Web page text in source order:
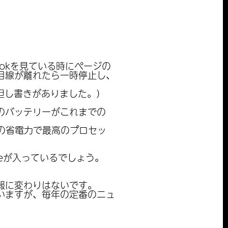
を見ている時にページの
が離れたら一時停止し、
書きがありました。）
ッテリーがこれまでの
電力で最高のプロセッ
入っているでしょう。
変わりはないです。
すが、毎年の定番のニュ